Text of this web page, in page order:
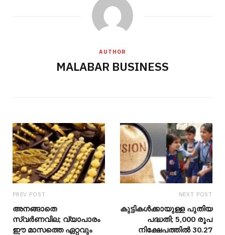
AUTHOR
MALABAR BUSINESS
PREV POST
അനങ്ങാതെ
സ്വർണവില; വ്യാപാരം
ഈ മാസത്തെ ഏറ്റവും
NEXT POST
കുട്ടികൾക്കായുള്ള പുതിയ
പദ്ധതി; 5,000 രൂപ
നിക്ഷേപത്തിൽ 30.27